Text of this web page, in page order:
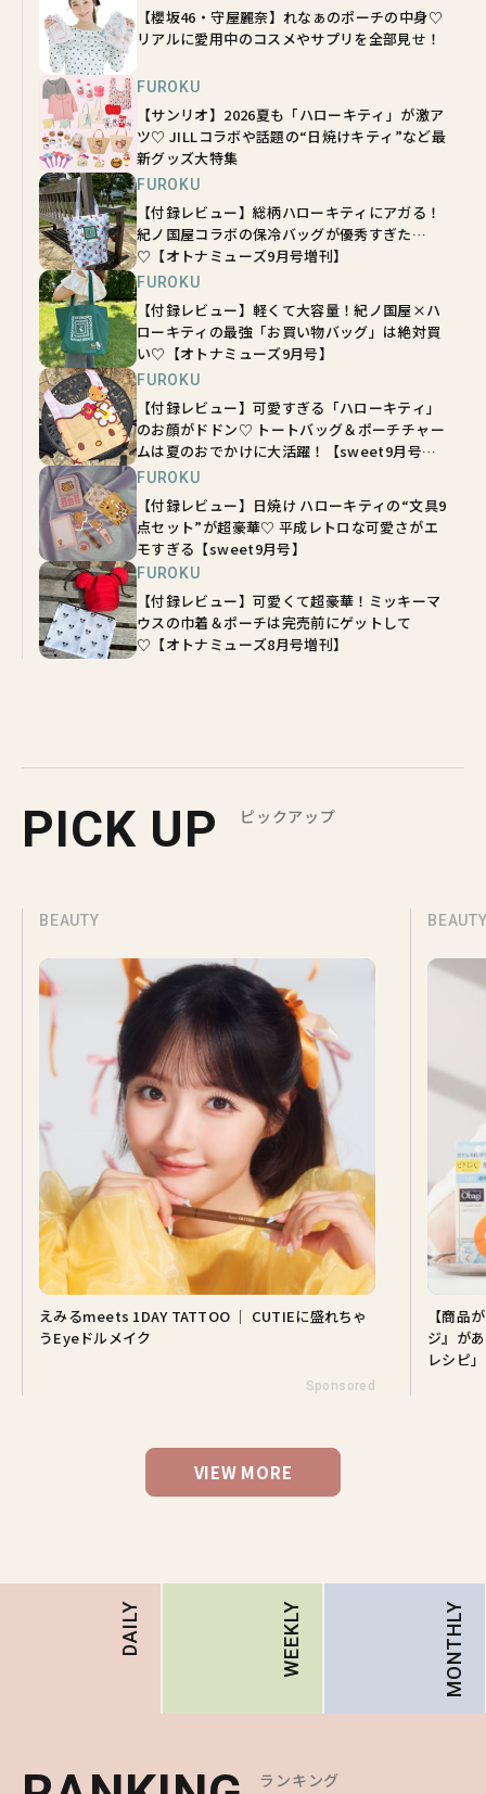
【櫻坂46・守屋麗奈】れなぁのポーチの中身♡
リアルに愛用中のコスメやサプリを全部見せ！
FUROKU
【サンリオ】2026夏も「ハローキティ」が激ア
ツ♡ JILLコラボや話題の“日焼けキティ”など最
新グッズ大特集
FUROKU
【付録レビュー】総柄ハローキティにアガる！
紀ノ国屋コラボの保冷バッグが優秀すぎた…
♡【オトナミューズ9月号増刊】
FUROKU
【付録レビュー】軽くて大容量！紀ノ国屋×ハ
ローキティの最強「お買い物バッグ」は絶対買
い♡【オトナミューズ9月号】
FUROKU
【付録レビュー】可愛すぎる「ハローキティ」
のお顔がドドン♡ トートバッグ＆ポーチチャー
ムは夏のおでかけに大活躍！【sweet9月号増
刊】
FUROKU
【付録レビュー】日焼け ハローキティの“文具9
点セット”が超豪華♡ 平成レトロな可愛さがエ
モすぎる【sweet9月号】
FUROKU
【付録レビュー】可愛くて超豪華！ミッキーマ
ウスの巾着＆ポーチは完売前にゲットして
♡【オトナミューズ8月号増刊】
PICK UP ピックアップ
BEAUTY
えみるmeets 1DAY TATTOO ｜ CUTIEに盛れちゃ
うEyeドルメイク
Sponsored
【商品
ジ』が
レシピ」
VIEW MORE
DAILY WEEKLY MONTHLY
ランキング
ランキング
ランキング